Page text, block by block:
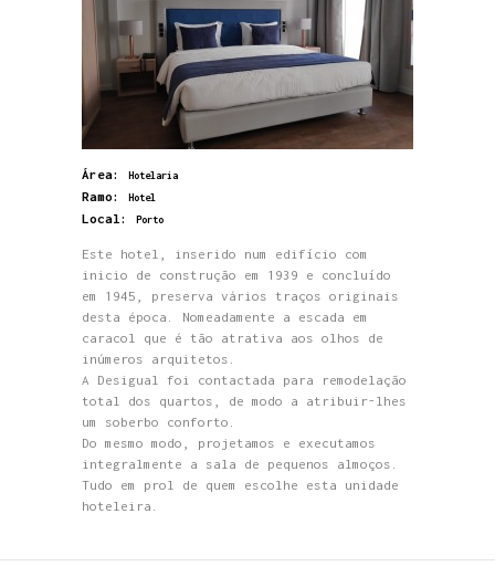
Área: Hotelaria
Ramo: Hotel
Local: Porto
Este hotel, inserido num edifício com
inicio de construção em 1939 e concluído
em 1945, preserva vários traços originais
desta época. Nomeadamente a escada em
caracol que é tão atrativa aos olhos de
inúmeros arquitetos.
A Desigual foi contactada para remodelação
total dos quartos, de modo a atribuir-lhes
um soberbo conforto.
Do mesmo modo, projetamos e executamos
integralmente a sala de pequenos almoços.
Tudo em prol de quem escolhe esta unidade
hoteleira.